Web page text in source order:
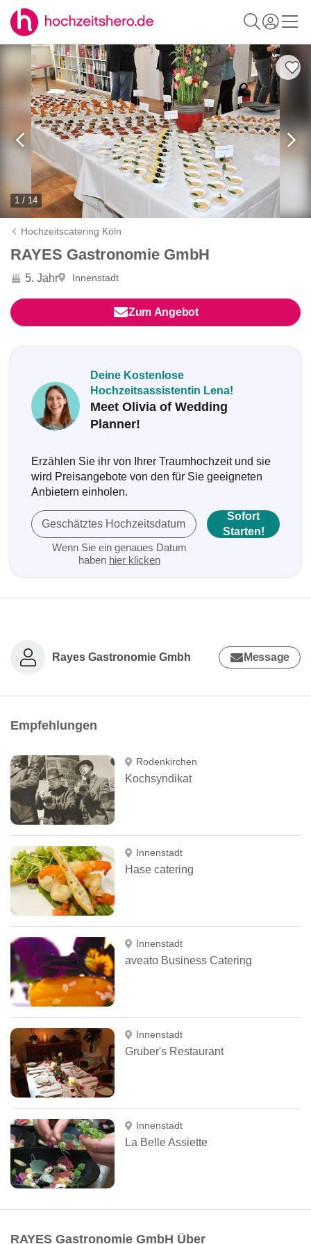
1 / 14
Hochzeitscatering Köln
RAYES Gastronomie GmbH
5. Jahr Innenstadt
Zum Angebot
Deine Kostenlose
Hochzeitsassistentin Lena!
Meet Olivia of Wedding
Planner!
Erzählen Sie ihr von Ihrer Traumhochzeit und sie
wird Preisangebote von den für Sie geeigneten
Anbietern einholen.
Geschätztes Hochzeitsdatum
Wenn Sie ein genaues Datum
haben hier klicken
Sofort
Starten!
Rayes Gastronomie Gmbh Message
Empfehlungen
Rodenkirchen
Kochsyndikat
Innenstadt
Hase catering
Innenstadt
aveato Business Catering
Innenstadt
Gruber's Restaurant
Innenstadt
La Belle Assiette
RAYES Gastronomie GmbH Über